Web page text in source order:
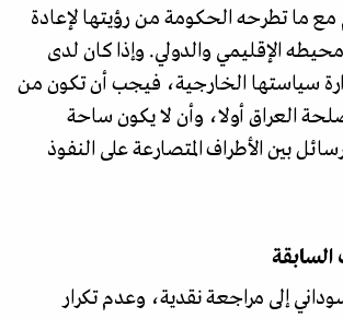
مع ما تطرحه الحكومة من رؤيتها لإعادة
الإقليمي والدولي. وإذا كان لدى
سياستها الخارجية، فيجب أن تكون من
العراق أولا، وأن لا يكون ساحة
بين الأطراف المتصارعة على النفوذ
إلى مراجعة نقدية، وعدم تكرار